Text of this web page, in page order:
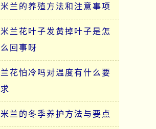
米兰的养殖方法和注意事项
米兰花叶子发黄掉叶子是怎
么回事呀
兰花怕冷吗对温度有什么要
求
米兰的冬季养护方法与要点